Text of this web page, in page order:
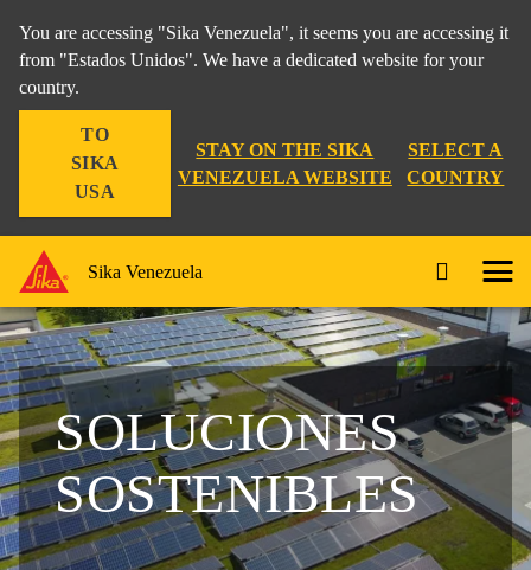
You are accessing "Sika Venezuela", it seems you are accessing it
from "Estados Unidos". We have a dedicated website for your
country.
TO
SIKA
USA
STAY ON THE SIKA
VENEZUELA WEBSITE
SELECT A
COUNTRY
Sika Venezuela
SOLUCIONES
SOSTENIBLES